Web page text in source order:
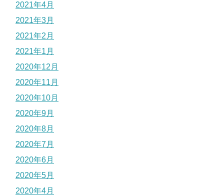
2021年4月
2021年3月
2021年2月
2021年1月
2020年12月
2020年11月
2020年10月
2020年9月
2020年8月
2020年7月
2020年6月
2020年5月
2020年4月